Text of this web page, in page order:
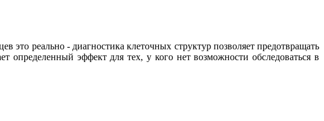
реально - диагностика клеточных структур позволяет предотвращать
определенный эффект для тех, у кого нет возможности обследоваться в